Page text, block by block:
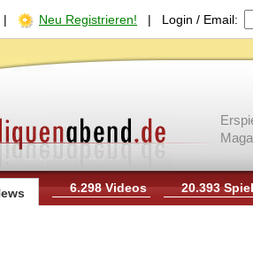
| Neu Registrieren! | Login / Email:
6.298 Videos 20.393